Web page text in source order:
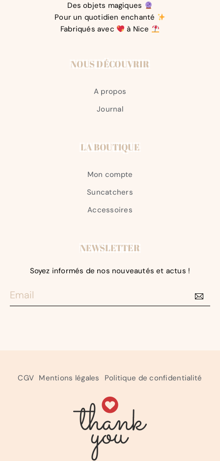
Des objets magiques
Pour un quotidien enchanté
Fabriqués avec
à Nice
NOUS DÉCOUVRIR
A propos
Journal
LA BOUTIQUE
Mon compte
Suncatchers
Accessoires
NEWSLETTER
Soyez informés de nos nouveautés et actus !
CGV Mentions légales Politique de confidentialité